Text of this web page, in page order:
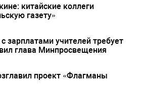
китайские коллеги
газету»
зарплатами учителей требует
глава Минпросвещения
проект «Флагманы